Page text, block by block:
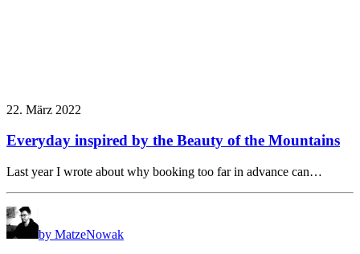
22. März 2022
Everyday inspired by the Beauty of the Mountains
Last year I wrote about why booking too far in advance can…
by MatzeNowak